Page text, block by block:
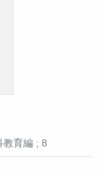
教育編 ; 8